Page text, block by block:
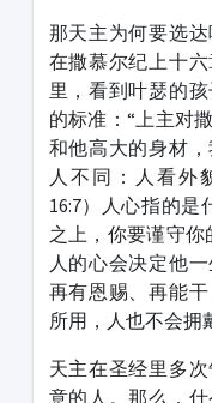
那天主为何要选
在撒慕尔纪上十
里，看到叶瑟的
的标准：“上主对
和他高大的身材
人不同：人看外
16:7）人心指的是
之上，你要谨守
人的心会决定他
再有恩赐、再能
所用，人也不会拥
天主在圣经里多
意的人。那么，